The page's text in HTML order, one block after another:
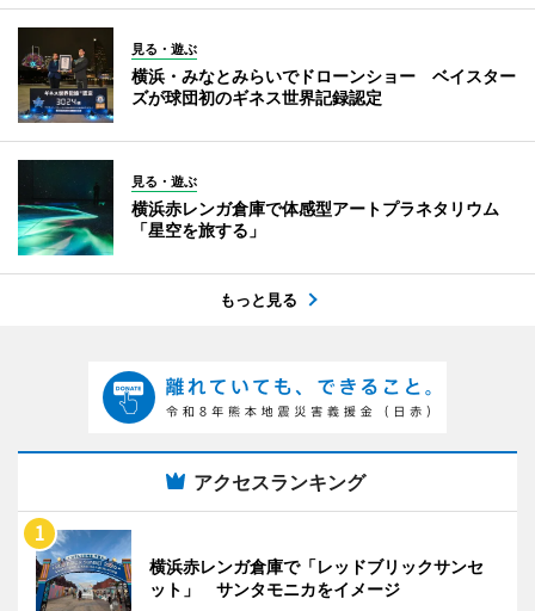
見る・遊ぶ
横浜・みなとみらいでドローンショー ベイスター
ズが球団初のギネス世界記録認定
見る・遊ぶ
横浜赤レンガ倉庫で体感型アートプラネタリウム
「星空を旅する」
もっと見る
アクセスランキング
横浜赤レンガ倉庫で「レッドブリックサンセ
ット」 サンタモニカをイメージ